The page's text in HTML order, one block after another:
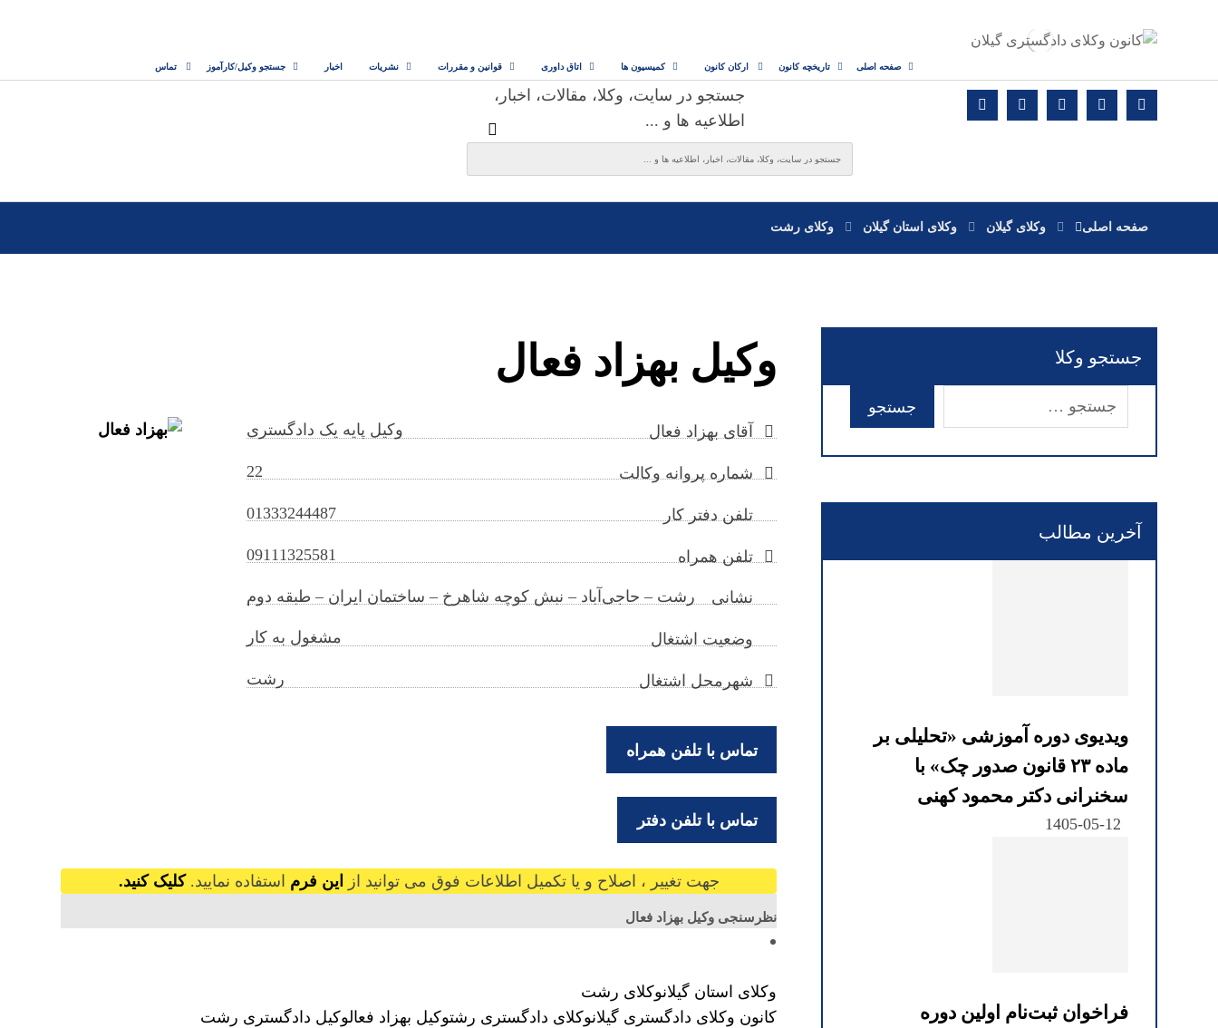
صفحه اصلی تاریخچه کانون ارکان کانون کمیسیون ها اتاق داوری قوانین و مقررات نشریات اخبار جستجو وکیل/کارآموز تماس
جستجو در سایت، وکلا، مقالات، اخبار،
اطلاعیه ها و ...
صفحه اصلی وکلای گیلان وکلای استان گیلان وکلای رشت
وکیل بهزاد فعال
آقای بهزاد فعال وکیل پایه یک دادگستری
شماره پروانه وکالت 22
تلفن دفتر کار 01333244487
تلفن همراه 09111325581
نشانی رشت – حاجی‌آباد – نبش کوچه شاهرخ – ساختمان ایران – طبقه دوم
وضعیت اشتغال مشغول به کار
شهرمحل اشتغال رشت
تماس با تلفن همراه
تماس با تلفن دفتر
جهت تغییر ، اصلاح و یا تکمیل اطلاعات فوق می توانید از این فرم استفاده نمایید. کلیک کنید.
نظرسنجی وکیل بهزاد فعال
وکلای استان گیلانوکلای رشت
کانون وکلای دادگستری گیلانوکلای دادگستری رشتوکیل بهزاد فعالوکیل دادگستری رشت
جستجو وکلا
آخرین مطالب
ویدیوی دوره آموزشی «تحلیلی بر
ماده ۲۳ قانون صدور چک» با
سخنرانی دکتر محمود کهنی
1405-05-12
فراخوان ثبت‌نام اولین دوره